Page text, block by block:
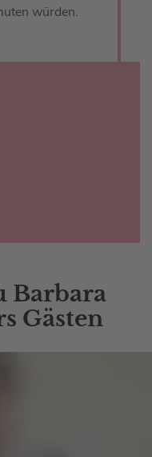
würden.
Barbara
Gästen